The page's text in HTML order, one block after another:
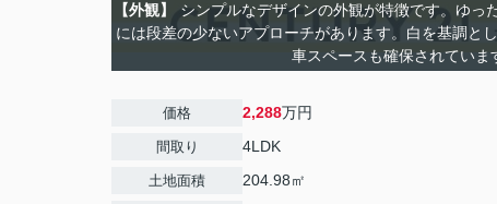
【外観】
シンプルなデザインの外観が特徴です。ゆっ
には段差の少ないアプローチがあります。白を基調と
車スペースも確保されていま
価格 2,288万円
間取り 4LDK
土地面積 204.98㎡